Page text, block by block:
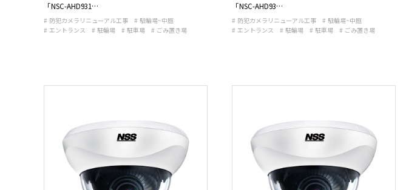
「NSC-AHD931…
防犯カメラリニューアル工事
駐輪場~中庭
エントランス
駐輪場 駐車場 ごみ置き場
「NSC-AHD93…
防犯カメラリニューアル工事
駐輪場~中庭
エントランス
駐輪場 駐車場 ごみ置き場